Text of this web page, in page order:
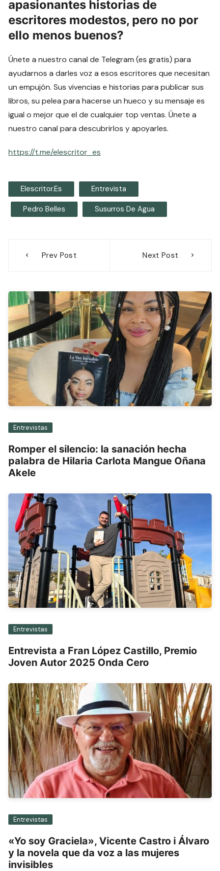
apasionantes historias de
escritores modestos, pero no por
ello menos buenos?
Únete a nuestro canal de Telegram (es gratis) para
ayudarnos a darles voz a esos escritores que necesitan
un empujón. Sus vivencias e historias para publicar sus
libros, su pelea para hacerse un hueco y su mensaje es
igual o mejor que el de cualquier top ventas. Únete a
nuestro canal para descubrirlos y apoyarles.
https://t.me/elescritor_es
Elescritor.es Entrevista
Pedro Belles Susurros De Agua
Prev Post Next Post
Entrevistas
Romper el silencio: la sanación hecha
palabra de Hilaria Carlota Mangue Oñana
Akele
Entrevistas
Entrevista a Fran López Castillo, Premio
Joven Autor 2025 Onda Cero
Entrevistas
«Yo soy Graciela», Vicente Castro i Álvaro
y la novela que da voz a las mujeres
invisibles